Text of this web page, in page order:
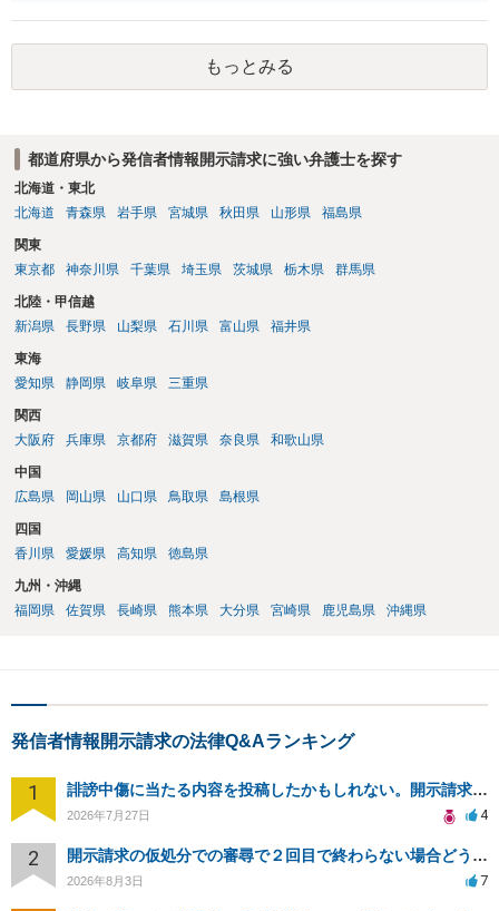
と存じます。発信者情報開示請求が進むと、投稿に使った回線の契約
者のところに、意見照会がなされます。アカウント情報開示の場合
は、アカウントの登録メールに意見照会がなされます。 また、された
場合賠償金はいくらでしょうか。 →ケースバイケースであり、数万円
もっとみる
都道府県から発信者情報開示請求に強い弁護士を探す
北海道・東北
北海道
青森県 岩手県 宮城県 秋田県 山形県 福島県
関東
東京都
神奈川県 千葉県 埼玉県 茨城県 栃木県 群馬県
北陸・甲信越
新潟県
長野県 山梨県 石川県 富山県 福井県
東海
愛知県
静岡県 岐阜県 三重県
関西
大阪府
兵庫県 京都府 滋賀県 奈良県 和歌山県
中国
広島県
岡山県 山口県 鳥取県 島根県
四国
香川県
愛媛県 高知県 徳島県
九州・沖縄
福岡県
佐賀県 長崎県 熊本県 大分県 宮崎県 鹿児島県 沖縄県
発信者情報開示請求の法律Q&Aランキング
1 誹謗中傷に当たる内容を投稿したかもしれない。開示請求や民事刑事裁判に発展しうるのか教えて欲しい。
2026年7月27日 4
2 開示請求の仮処分での審尋で２回目で終わらない場合どうしたらいいですか
2026年8月3日 7